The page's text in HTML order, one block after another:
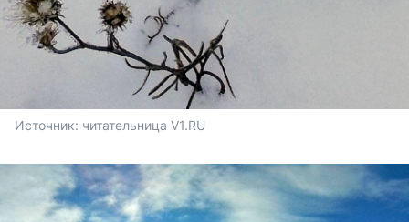
Источник: читательница V1.RU